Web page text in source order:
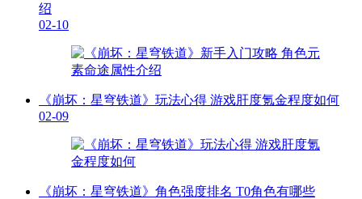
绍
02-10
《崩坏：星穹铁道》玩法心得 游戏肝度氪金程度如何
02-09
《崩坏：星穹铁道》角色强度排名 T0角色有哪些